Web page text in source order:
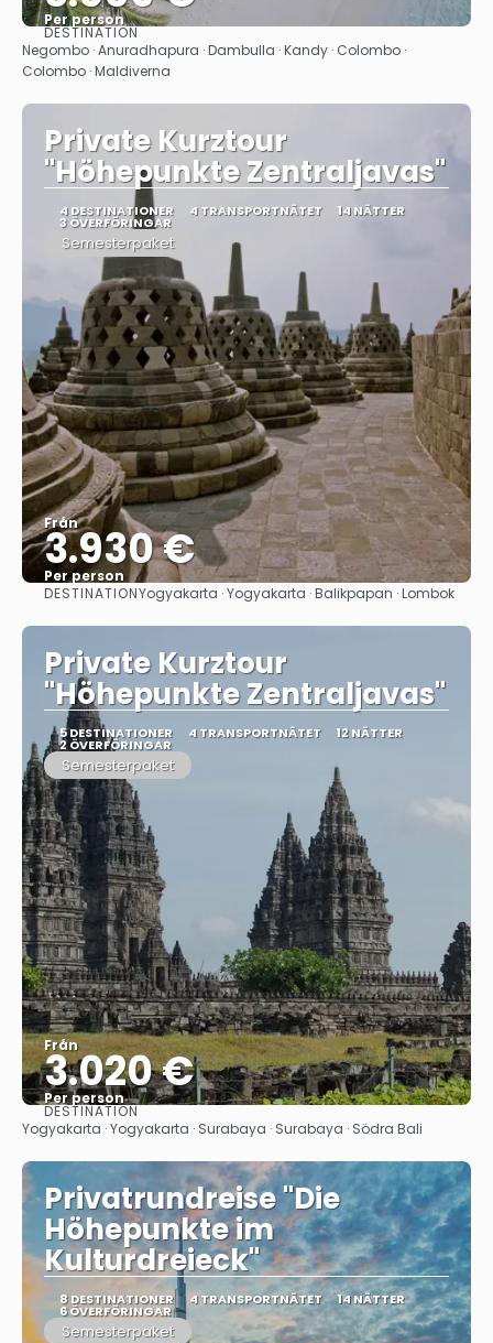
Per person
Se
DESTINATION
Negombo · Anuradhapura · Dambulla · Kandy · Colombo ·
Colombo · Maldiverna
Private Kurztour
"Höhepunkte Zentraljavas"
4 DESTINATIONER 4 TRANSPORTNÄTET 14 NÄTTER
3 ÖVERFÖRINGAR
Semesterpaket
Från
3.930 €
Per person
Se
DESTINATIONYogyakarta · Yogyakarta · Balikpapan · Lombok
Private Kurztour
"Höhepunkte Zentraljavas"
5 DESTINATIONER 4 TRANSPORTNÄTET 12 NÄTTER
2 ÖVERFÖRINGAR
Semesterpaket
Från
3.020 €
Per person
Se
DESTINATION
Yogyakarta · Yogyakarta · Surabaya · Surabaya · Södra Bali
Privatrundreise "Die
Höhepunkte im
Kulturdreieck"
8 DESTINATIONER 4 TRANSPORTNÄTET 14 NÄTTER
6 ÖVERFÖRINGAR
Semesterpaket